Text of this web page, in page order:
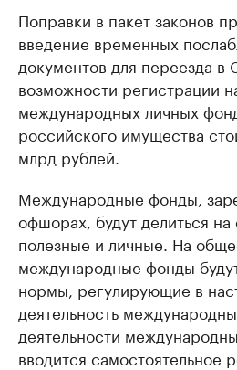
Поправки в пакет законов
введение временных
документов для переезда в
возможности регистрации
международных личных
российского имущества
млрд рублей.
Международные фонды,
офшорах, будут делиться
полезные и личные. На
международные фонды
нормы, регулирующие в
деятельность
деятельности
вводится самостоятельное